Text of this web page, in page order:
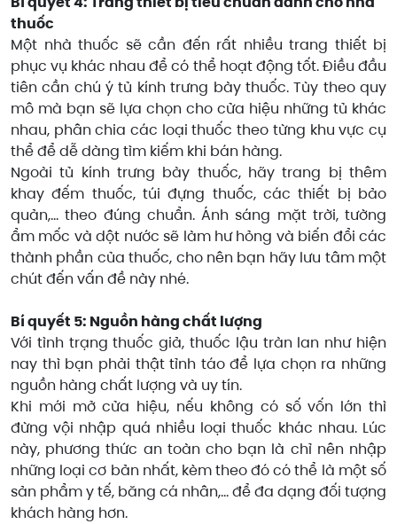
thuốc
Một nhà thuốc sẽ cần đến rất nhiều trang thiết bị
phục vụ khác nhau để có thể hoạt động tốt. Điều đầu
tiên cần chú ý tủ kính trưng bày thuốc. Tùy theo quy
mô mà bạn sẽ lựa chọn cho cửa hiệu những tủ khác
nhau, phân chia các loại thuốc theo từng khu vực cụ
thể để dễ dàng tìm kiếm khi bán hàng.
Ngoài tủ kính trưng bày thuốc, hãy trang bị thêm
khay đếm thuốc, túi đựng thuốc, các thiết bị bảo
quản,... theo đúng chuẩn. Ánh sáng mặt trời, tường
ẩm mốc và dột nước sẽ làm hư hỏng và biến đổi các
thành phần của thuốc, cho nên bạn hãy lưu tâm một
chút đến vấn đề này nhé.
Bí quyết 5: Nguồn hàng chất lượng
Với tình trạng thuốc giả, thuốc lậu tràn lan như hiện
nay thì bạn phải thật tỉnh táo để lựa chọn ra những
nguồn hàng chất lượng và uy tín.
Khi mới mở cửa hiệu, nếu không có số vốn lớn thì
đừng vội nhập quá nhiều loại thuốc khác nhau. Lúc
này, phương thức an toàn cho bạn là chỉ nên nhập
những loại cơ bản nhất, kèm theo đó có thể là một số
sản phẩm y tế, băng cá nhân,... để đa dạng đối tượng
khách hàng hơn.